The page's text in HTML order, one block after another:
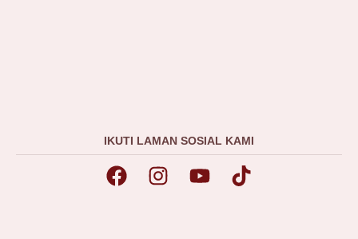
IKUTI LAMAN SOSIAL KAMI